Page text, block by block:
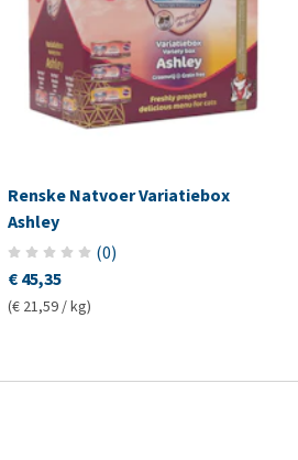
Renske Natvoer Variatiebox
Ashley
(0)
€ 45,35
(€ 21,59 / kg)